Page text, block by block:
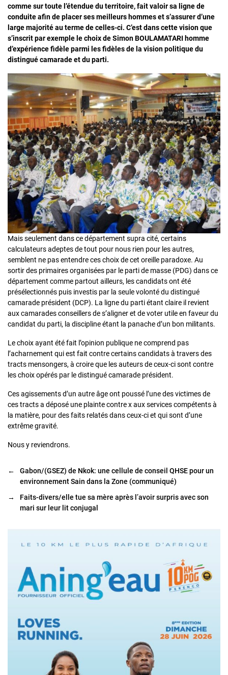
comme sur toute l’étendue du territoire, fait valoir sa ligne de
conduite afin de placer ses meilleurs hommes et s’assurer d’une
large majorité au termede celles-ci. C’est dans cette vision que
s’inscrit par exemple le choix de Simon BOULAMATARI homme
d’expérience fidèle parmi les fidèles de la visionpolitique du
distingué camarade et du parti.
Mais seulement dans ce département supra cité, certains
calculateurs adeptes de tout pour nous rien pour les autres,
semblent ne pas entendre ces choix de cet oreille paradoxe. Au
sortir des primaires organisées par le parti de masse (PDG) dans ce
département comme partout ailleurs, les candidats ont été
présélectionnés puis investis par la seule volonté du distingué
camarade président (DCP). La ligne du parti étant claire il revient
aux camarades conseillers de s’aligner et de voter utile en faveur du
candidat du parti, la discipline étant la panache d’un bon militants.
Le choix ayant été fait l’opinion publique ne comprend pas
l’acharnement qui est fait contre certains candidats à travers des
tracts mensongers, à croire que les auteurs de ceux-ci sont contre
les choix opérés par le distingué camarade président.
Ces agissements d’un autre âge ont poussé l’une des victimes de
ces tracts a déposé une plainte contre x aux services compétents à
la matière, pour des faits relatés dans ceux-ci et qui sont d’une
extrême gravité.
Nous y reviendrons.
←
Gabon/(GSEZ) de Nkok: une cellule de conseil QHSE pour un
environnement Sain dans la Zone (communiqué)
→
Faits-divers/elle tue sa mère après l’avoir surpris avec son
mari sur leur lit conjugal